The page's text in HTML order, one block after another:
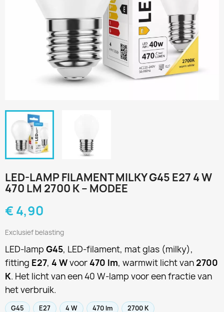
LED-LAMP FILAMENT MILKY G45 E27 4 W
470 LM 2700 K – MODEE
€ 4,90
Exclusief belasting
LED-lamp G45, LED-filament, mat glas (milky),
fitting E27, 4 Wvoor470 lm, warmwit licht van 2700
K. Het licht van een 40 W-lamp voor een fractie van
het verbruik.
G45 E27 4 W 470 lm 2700 K